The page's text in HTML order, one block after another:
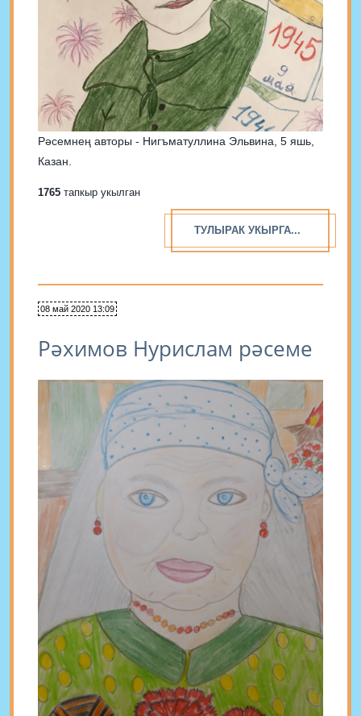
Рәсемнең авторы - Нигъматуллина Эльвина, 5 яшь,
Казан.
1765 тапкыр укылган
ТУЛЫРАК УКЫРГА...
08 май 2020 13:09
Рәхимов Нурислам рәсеме